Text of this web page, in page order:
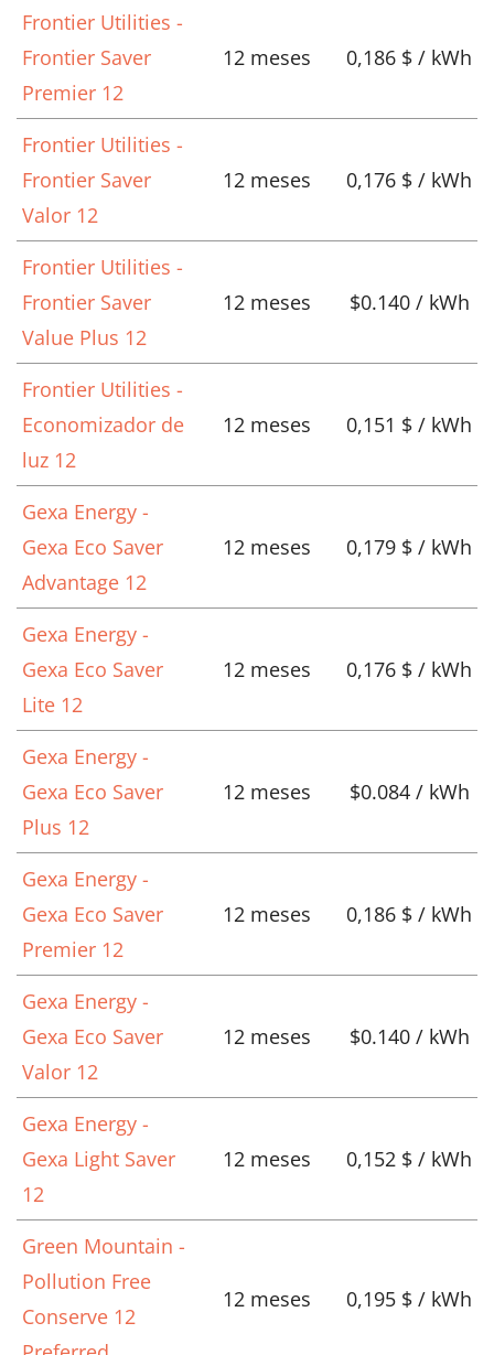
Frontier Utilities -
Frontier Saver
Premier 12
12 meses 0,186 $ / kWh
Frontier Utilities -
Frontier Saver
Valor 12
12 meses 0,176 $ / kWh
Frontier Utilities -
Frontier Saver
Value Plus 12
12 meses $0.140 / kWh
Frontier Utilities -
Economizador de
luz 12
12 meses 0,151 $ / kWh
Gexa Energy -
Gexa Eco Saver
Advantage 12
12 meses 0,179 $ / kWh
Gexa Energy -
Gexa Eco Saver
Lite 12
12 meses 0,176 $ / kWh
Gexa Energy -
Gexa Eco Saver
Plus 12
12 meses $0.084 / kWh
Gexa Energy -
Gexa Eco Saver
Premier 12
12 meses 0,186 $ / kWh
Gexa Energy -
Gexa Eco Saver
Valor 12
12 meses $0.140 / kWh
Gexa Energy -
Gexa Light Saver
12
12 meses 0,152 $ / kWh
Green Mountain -
Pollution Free
Conserve 12
12 meses 0,195 $ / kWh